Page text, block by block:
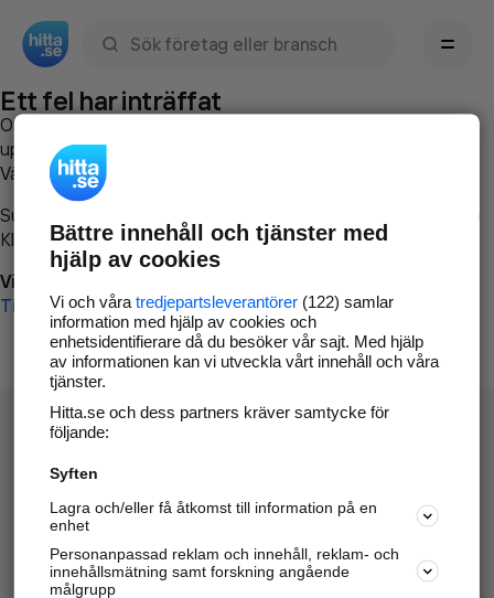
Ett fel har inträffat
Om du vill kan du
uppstod så att vi lättare och snabbare kan avhjälpa det.
Vänligen försök med följande:
Surfa till
Klicka påTillbaka-knappen i webbläsaren och försök igen
Vi beklagar besväret!
Till startsidan
Hitta.se - Gratis nummerupplysning.
Sök företag, personer och platser.
Hitta telefonnummer, adresser, företagsinfo mm.
Bättre innehåll och tjänster med
hjälp av cookies
Vi och våra tredjepartsleverantörer(122) samlar
information med hjälp av cookies och
enhetsidentifierare då du besöker vår sajt. Med hjälp
av informationen kan vi utveckla vårt innehåll och våra
tjänster.
Hitta.se och dess partners kräver samtycke för
följande:
Syften
Lagra och/eller få åtkomst till information på en
enhet
Personanpassad reklam och innehåll, reklam- och
innehållsmätning samt forskning angående
målgrupp